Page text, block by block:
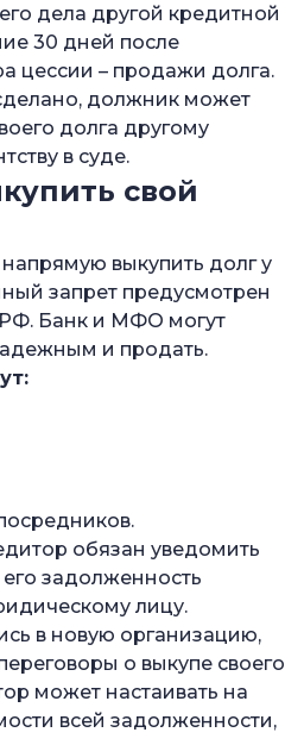
дела другой кредитной
30 дней после
цессии – продажи долга.
должник может
долга другому
в суде.
свой
выкупить долг у
запрет предусмотрен
Банк и МФО могут
и продать.
обязан уведомить
задолженность
лицу.
в новую организацию,
о выкупе своего
может настаивать на
всей задолженности,